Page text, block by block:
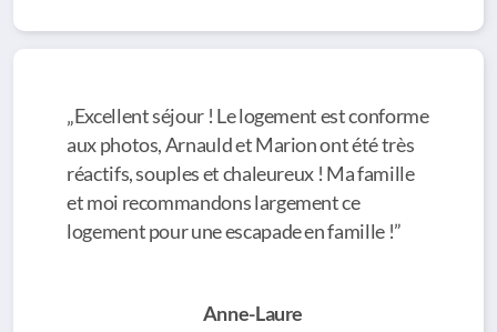
„Excellent séjour ! Le logement est conforme
aux photos, Arnauld et Marion ont été très
réactifs, souples et chaleureux ! Ma famille
et moi recommandons largement ce
logement pour une escapade en famille !”
Anne-Laure